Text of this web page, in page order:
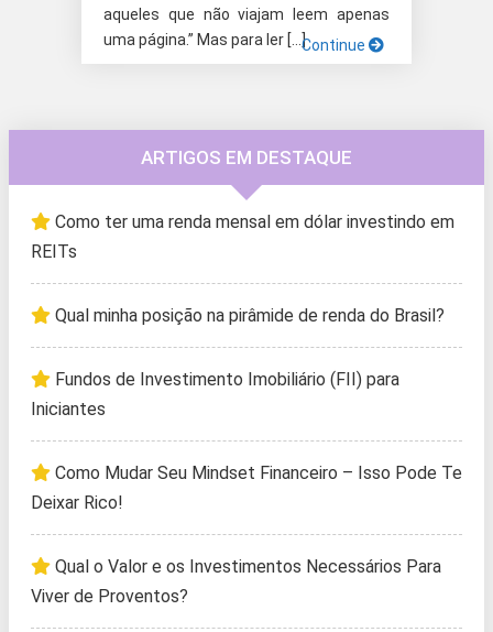
aqueles que não viajam leem apenas
uma página.” Mas para ler […]Continue
ARTIGOS EM DESTAQUE
Como ter uma renda mensal em dólar investindo em
REITs
Qual minha posição na pirâmide de renda do Brasil?
Fundos de Investimento Imobiliário (FII) para
Iniciantes
Como Mudar Seu Mindset Financeiro – Isso Pode Te
Deixar Rico!
Qual o Valor e os Investimentos Necessários Para
Viver de Proventos?